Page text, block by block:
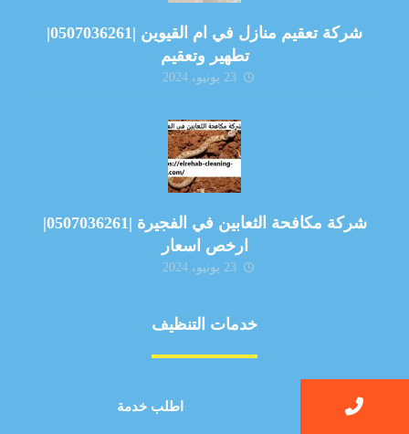
شركة تعقيم منازل في ام القيوين |0507036261|
تطهير وتعقيم
23 يونيو، 2024
شركة مكافحة الثعابين في الفجيرة |0507036261|
ارخص اسعار
23 يونيو، 2024
خدمات التنظيف
مركبةاطلب خدمة